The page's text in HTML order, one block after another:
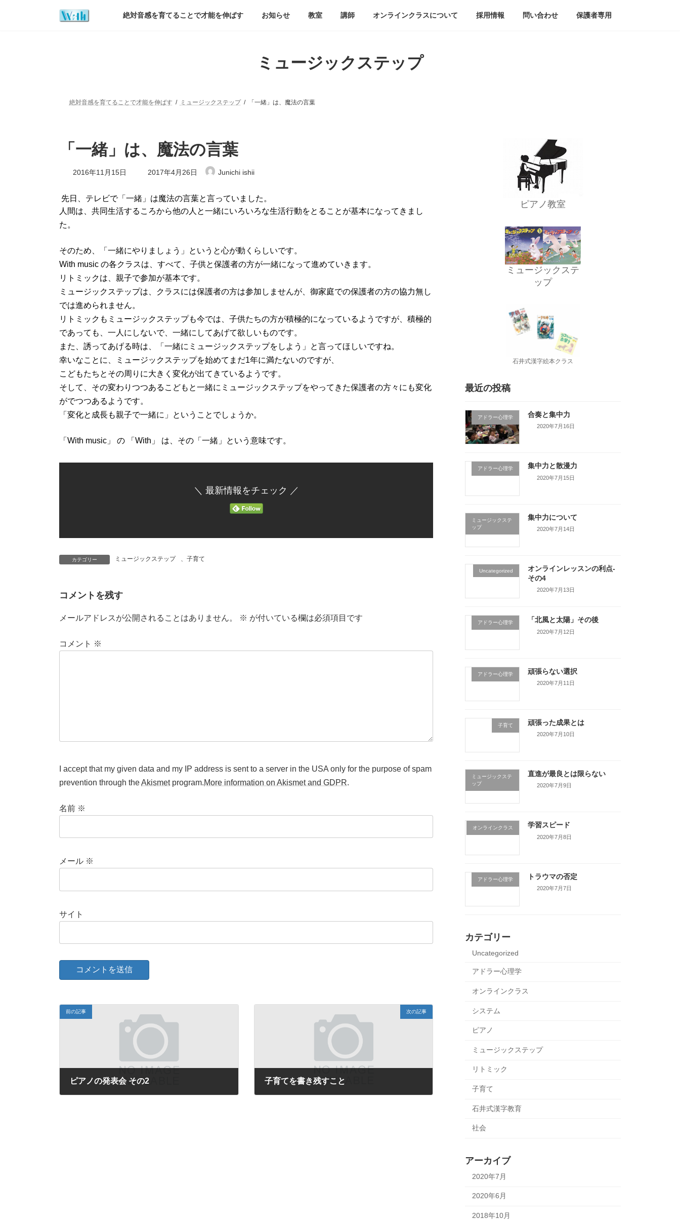
絶対音感を育てることで才能を伸ばす お知らせ 教室 講師 オンラインクラスについて 採用情報 問い合わせ 保護者専用
ミュージックステップ
絶対音感を育てることで才能を伸ばす ミュージックステップ 「一緒」は、魔法の言葉
「一緒」は、魔法の言葉
2016年11月15日
最
終
新
日
時
2017年4月26日 Junichi ishii
先日、テレビで「一緒」は魔法の言葉と言っていました。
人間は、共同生活するころから他の人と一緒にいろいろな生活行動をとることが基本になってきまし
た。
そのため、「一緒にやりましょう」というと心が動くらしいです。
With music の各クラスは、すべて、子供と保護者の方が一緒になって進めていきます。
リトミックは、親子で参加が基本です。
ミュージックステップは、クラスには保護者の方は参加しませんが、御家庭での保護者の方の協力無し
では進められません。
リトミックもミュージックステップも今では、子供たちの方が積極的になっているようですが、積極的
であっても、一人にしないで、一緒にしてあげて欲しいものです。
また、誘ってあげる時は、「一緒にミュージックステップをしよう」と言ってほしいですね。
幸いなことに、ミュージックステップを始めてまだ1年に満たないのですが、
こどもたちとその周りに大きく変化が出てきているようです。
そして、その変わりつつあるこどもと一緒にミュージックステップをやってきた保護者の方々にも変化
がでつつあるようです。
「変化と成長も親子で一緒に」ということでしょうか。
「With music」 の 「With」 は、その「一緒」という意味です。
＼ 最新情報をチェック ／
カテゴリー ミュージックステップ 、 子育て
コメントを残す
メールアドレスが公開されることはありません。 ※ が付いている欄は必須項目です
コメント ※
I accept that my given data and my IP address is sent to a server in the USA only for the purpose of spam
prevention through theAkismetprogram.More information on Akismet and GDPR.
名前 ※
メール ※
サイト
前の記事
ピアノの発表会 その2
次の記事
子育てを書き残すこと
ピアノ教室
ミュージックステ
ップ
石井式漢字絵本クラス
最近の投稿
アドラー心理学 合奏と集中力
2020年7月16日
アドラー心理学 集中力と散漫力
2020年7月15日
ミュージックステ
ップ
集中力について
2020年7月14日
Uncategorized
オンラインレッスンの利点-
その4
2020年7月13日
アドラー心理学 「北風と太陽」その後
2020年7月12日
アドラー心理学 頑張らない選択
2020年7月11日
子育て 頑張った成果とは
2020年7月10日
ミュージックステ
ップ
直進が最良とは限らない
2020年7月9日
オンラインクラス 学習スピード
2020年7月8日
アドラー心理学 トラウマの否定
2020年7月7日
カテゴリー
Uncategorized
アドラー心理学
オンラインクラス
システム
ピアノ
ミュージックステップ
リトミック
子育て
石井式漢字教育
社会
アーカイブ
2020年7月
2020年6月
2018年10月